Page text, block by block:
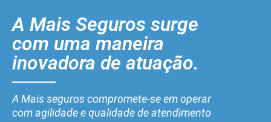
A Mais Seguros surge
com uma maneira
inovadora de atuação.
A Mais seguros compromete-se em operar
com agilidade e qualidade de atendimento